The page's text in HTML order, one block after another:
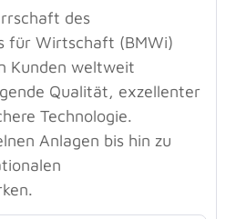
des
für Wirtschaft (BMWi)
Kunden weltweit
Qualität, exzellenter
Technologie.
Anlagen bis hin zu